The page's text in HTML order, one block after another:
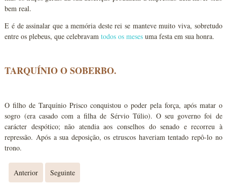
bem real.
E é de assinalar que a memória deste rei se manteve muito viva, sobretudo
entre os plebeus, que celebravamtodos os meses uma festa em sua honra.
TARQUÍNIO O SOBERBO.
O filho de Tarquínio Prisco conquistou o poder pela força, após matar o
sogro (era casado com a filha de Sérvio Túlio). O seu governo foi de
carácter despótico; não atendia aos conselhos do senado e recorreu à
repressão. Após a sua deposição, os etruscos haveriam tentado repô-lo no
trono.
Anterior Seguinte